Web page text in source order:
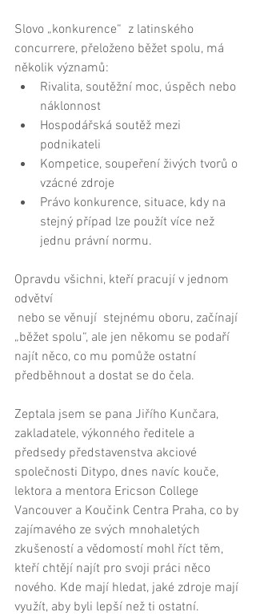
Slovo „konkurence“  z latinského
concurrere, přeloženo běžet spolu, má
několik významů:
Rivalita, soutěžní moc, úspěch nebo
náklonnost
Hospodářská soutěž mezi
podnikateli
Kompetice, soupeření živých tvorů o
vzácné zdroje
Právo konkurence, situace, kdy na
stejný případ lze použít více než
jednu právní normu.
Opravdu všichni, kteří pracují v jednom
odvětví
„běžet spolu“, ale jen někomu se podaří
najít něco, co mu pomůže ostatní
předběhnout a dostat se do čela.
Zeptala jsem se pana Jiřího Kunčara,
zakladatele, výkonného ředitele a
předsedy představenstva akciové
společnosti Ditypo, dnes navíc kouče,
lektora a mentora Ericson College
Vancouver a Koučink Centra Praha, co by
zajímavého ze svých mnohaletých
zkušeností a vědomostí mohl říct těm,
kteří chtějí najít pro svoji práci něco
nového. Kde mají hledat, jaké zdroje mají
využít, aby byli lepší než ti ostatní.